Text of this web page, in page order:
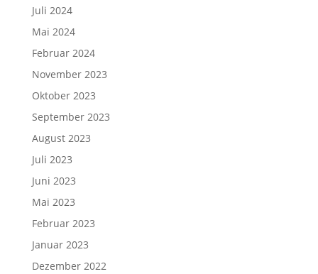
Juli 2024
Mai 2024
Februar 2024
November 2023
Oktober 2023
September 2023
August 2023
Juli 2023
Juni 2023
Mai 2023
Februar 2023
Januar 2023
Dezember 2022